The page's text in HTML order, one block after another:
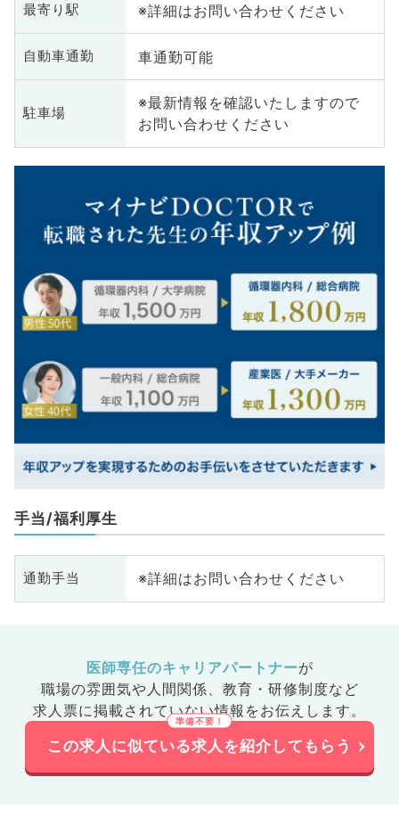
最寄り駅 ※詳細はお問い合わせください
自動車通勤 車通勤可能
駐車場
※最新情報を確認いたしますので
お問い合わせください
手当/福利厚生
通勤手当 ※詳細はお問い合わせください
医師専任のキャリアパートナーが
職場の雰囲気や人間関係、 教育・研修制度など
求人票に掲載されていない情報をお伝えします。
この求人に似ている求人を紹介してもらう